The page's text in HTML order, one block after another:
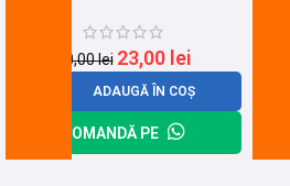
30,00lei 23,00 lei
ADAUGĂ ÎN COȘ
COMANDĂ PE